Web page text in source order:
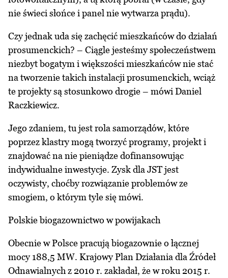
nie świeci słońce i panel nie wytwarza prądu).
Czy jednak uda się zachęcić mieszkańców do działań
prosumenckich? – Ciągle jesteśmy społeczeństwem
niezbyt bogatym i większości mieszkańców nie stać
na tworzenie takich instalacji prosumenckich, wciąż
te projekty są stosunkowo drogie – mówi Daniel
Raczkiewicz.
Jego zdaniem, tu jest rola samorządów, które
poprzez klastry mogą tworzyć programy, projekt i
znajdować na nie pieniądze dofinansowując
indywidualne inwestycje. Zysk dla JST jest
oczywisty, choćby rozwiązanie problemów ze
smogiem, o którym tyle się mówi.
Polskie biogazownictwo w powijakach
Obecnie w Polsce pracują biogazownie o łącznej
mocy 188,5 MW. Krajowy Plan Działania dla Źródeł
Odnawialnych z 2010 r. zakładał, że w roku 2015 r.